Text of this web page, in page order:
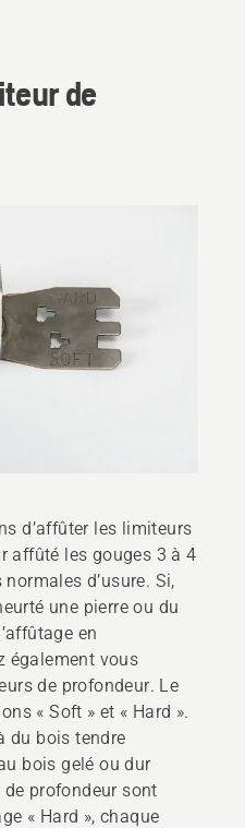
de
d’affûter les limiteurs
affûté les gouges 3 à 4
d’usure. Si,
une pierre ou du
en
également vous
de profondeur. Le
« Soft » et « Hard ».
du bois tendre
bois gelé ou dur
profondeur sont
« Hard », chaque